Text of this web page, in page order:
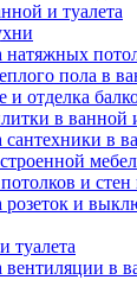
и туалета
натяжных
пола в
и отделка
в ванной
сантехники в
и стен
розеток и
туалета
вентиляции в